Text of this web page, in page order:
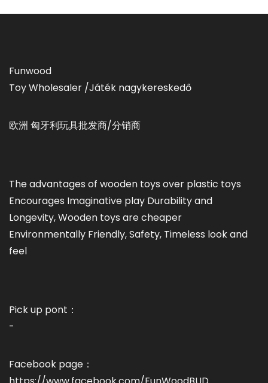
Funwood
Toy Wholesaler /Játék nagykereskedő
欧洲 匈牙利玩具批发商/分销商
The advantages of wooden toys over plastic toys
Encourages Imaginative play Durability and
Longevity, Wooden toys are cheaper
Environmentally Friendly, Safety, Timeless look and
feel
Pick up pont：
-
Facebook page：